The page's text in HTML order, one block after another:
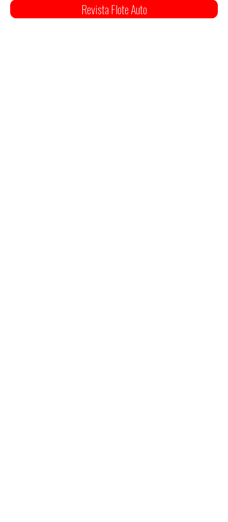
Revista Flote Auto